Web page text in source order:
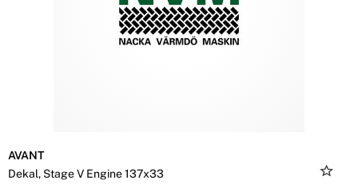
AVANT
Dekal, Stage V Engine 137x33